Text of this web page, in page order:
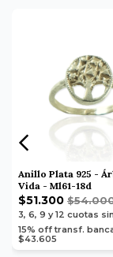
Anillo Plata 925 -
Vida - Ml61-18d
$51.300
3, 6, 9 y 12 cuotas
15% off transf.
$43.605